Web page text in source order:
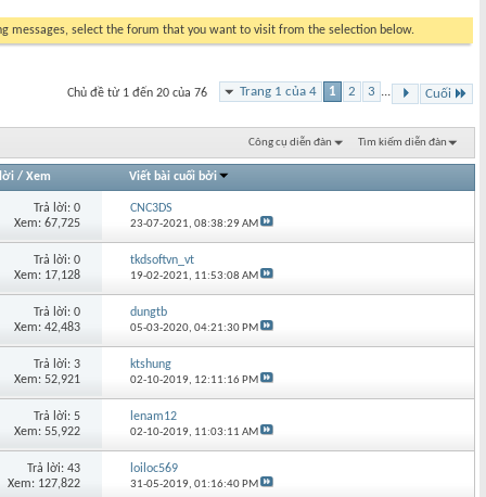
messages, select the forum that you want to visit from the selection below.
Trang 1 của 4 1 2 3 ... Cuối
Chủ đề từ 1 đến 20 của 76
Công cụ diễn đàn Tìm kiếm diễn đàn
/ Xem Viết bài cuối bởi
Trả lời: 0
Xem: 67,725
CNC3DS
23-07-2021,08:38:29 AM
Trả lời: 0
Xem: 17,128
tkdsoftvn_vt
19-02-2021, 11:53:08 AM
Trả lời: 0
Xem: 42,483
dungtb
05-03-2020,04:21:30 PM
Trả lời: 3
Xem: 52,921
ktshung
02-10-2019, 12:11:16 PM
Trả lời: 5
Xem: 55,922
lenam12
02-10-2019, 11:03:11 AM
Trả lời: 43
Xem: 127,822
loiloc569
31-05-2019,01:16:40 PM